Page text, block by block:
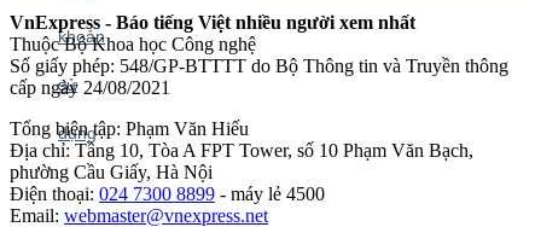
VnExpress - Báo tiếng Việt nhiều người xem nhất
Thuộc Bộ Khoa học Công nghệ
Số giấy phép: 548/GP-BTTTT do Bộ Thông tin và Truyền thông
cấp ngày 24/08/2021
Tổng biên tập: Phạm Văn Hiếu
Địa chỉ: Tầng 10, Tòa A FPT Tower, số 10 Phạm Văn Bạch,
phường Cầu Giấy, Hà Nội
Điện thoại: 024 7300 8899 - máy lẻ 4500
Email: webmaster@vnexpress.net